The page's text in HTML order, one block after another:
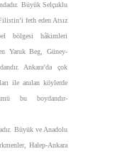
Büyük Selçuklu
feth eden Atsız
bölgesi hâkimleri
Yaruk Beg, Güney-
Ankara’da çok
ile anılan köylerde
bu boydandır-
Büyük ve Anadolu
Halep-Ankara